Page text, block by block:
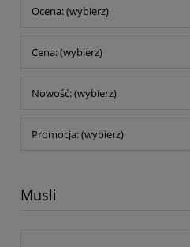
Ocena: (wybierz)
Cena: (wybierz)
Nowość: (wybierz)
Promocja: (wybierz)
Musli